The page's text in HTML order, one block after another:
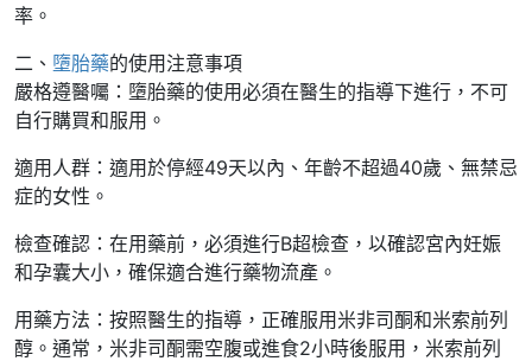
率。
二、 墮胎藥的使用注意事項
嚴格遵醫囑：墮胎藥的使用必須在醫生的指導下進行，不可
自行購買和服用。
適用人群：適用於停經49天以內、年齡不超過40歲、無禁忌
症的女性。
檢查確認：在用藥前，必須進行B超檢查，以確認宮內妊娠
和孕囊大小，確保適合進行藥物流產。
用藥方法：按照醫生的指導，正確服用米非司酮和米索前列
醇。通常，米非司酮需空腹或進食2小時後服用，米索前列